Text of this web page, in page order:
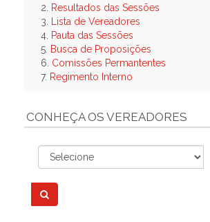
2.
Resultados das Sessões
3.
Lista de Vereadores
4. Pauta das Sessões
5. Busca de Proposições
6. Comissões Permantentes
7. Regimento Interno
CONHEÇA OS VEREADORES